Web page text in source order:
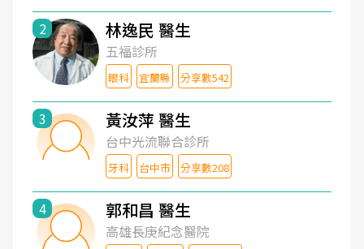
2 林逸民 醫生
五福診所
眼科 宜蘭縣 分享數542
3 黃汝萍 醫生
台中光流聯合診所
牙科 台中市 分享數208
4 郭和昌 醫生
高雄長庚紀念醫院